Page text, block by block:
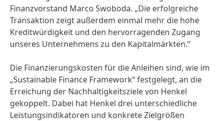
Finanzvorstand Marco Swoboda. „Die erfolgreiche
Transaktion zeigt außerdem einmal mehr die hohe
Kreditwürdigkeit und den hervorragenden Zugang
unseres Unternehmens zu den Kapitalmärkten.“
Die Finanzierungskosten für die Anleihen sind, wie im
„Sustainable Finance Framework“ festgelegt, an die
Erreichung der Nachhaltigkeitsziele von Henkel
gekoppelt. Dabei hat Henkel drei unterschiedliche
Leistungsindikatoren und konkrete Zielgrößen